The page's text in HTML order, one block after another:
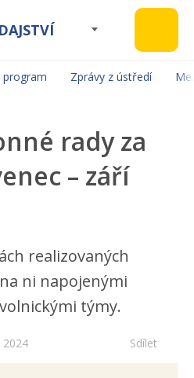
program Zprávy z ústředí
rady za
– září
realizovaných
ni napojenými
týmy.
2024 Sdílet